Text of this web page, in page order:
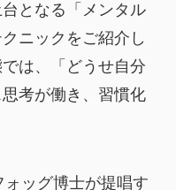
となる「メンタル
ニックをご紹介し
は、「どうせ自分
考が働き、習慣化
ッグ博士が提唱す